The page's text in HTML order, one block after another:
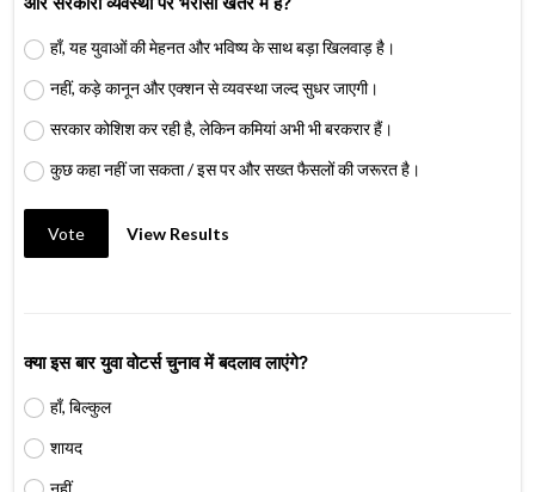
हाँ, यह युवाओं की मेहनत और भविष्य के साथ बड़ा खिलवाड़ है।
नहीं, कड़े कानून और एक्शन से व्यवस्था जल्द सुधर जाएगी।
सरकार कोशिश कर रही है, लेकिन कमियां अभी भी बरकरार हैं।
कुछ कहा नहीं जा सकता / इस पर और सख्त फैसलों की जरूरत है।
Vote View Results
क्या इस बार युवा वोटर्स चुनाव में बदलाव लाएंगे?
हाँ, बिल्कुल
शायद
नहीं